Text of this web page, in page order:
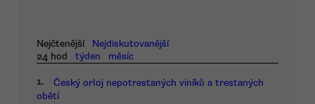
Nejčtenější
Nejdiskutovanější
24 hod
týden měsíc
1.
Český orloj nepotrestaných viníků a trestaných
obětí